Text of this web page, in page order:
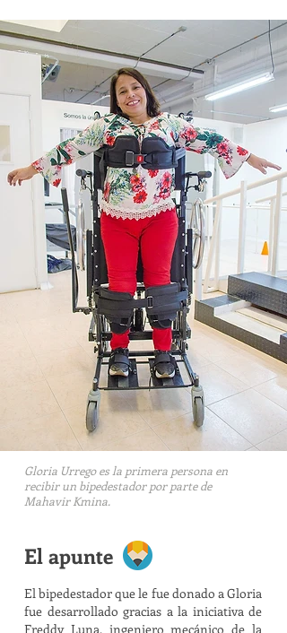
Gloria Urrego es la primera persona en
recibir un bipedestador por parte de
Mahavir Kmina.
El apunte
El bipedestador que le fue donado a Gloria
fue desarrollado gracias a la iniciativa de
Freddy Luna, ingeniero mecánico de la